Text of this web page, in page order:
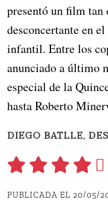
presentó un film tan
desconcertante en
infantil. Entre los
anunciado a último
especial de la
hasta Roberto
DIEGO BATLLE,
PUBLICADA EL 20/05/